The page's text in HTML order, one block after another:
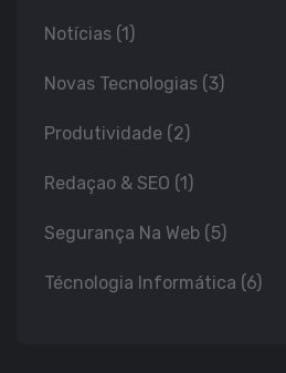
Notícias (1)
Novas Tecnologias (3)
Produtividade (2)
Redaçao & SEO (1)
Segurança Na Web (5)
Técnologia Informática (6)